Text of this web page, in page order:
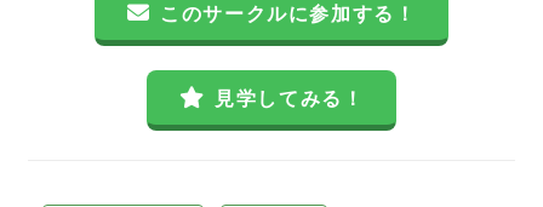
このサークルに参加する！
見学してみる！